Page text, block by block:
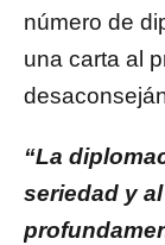
número de
una carta al
“La
seriedad y